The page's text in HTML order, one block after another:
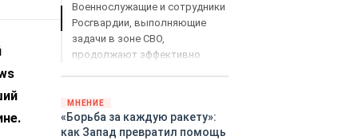
Военнослужащие и сотрудники
Росгвардии, выполняющие
задачи в зоне СВО,
продолжают эффективно
МНЕНИЕ
«Борьба за каждую ракету»:
как Запад превратил помощь